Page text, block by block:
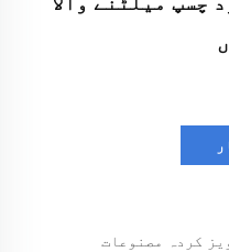
کردہ مصنوعات